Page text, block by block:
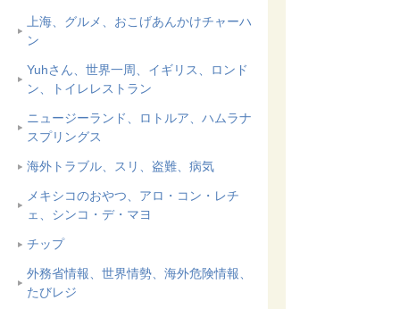
上海、グルメ、おこげあんかけチャーハ
ン
Yuhさん、世界一周、イギリス、ロンド
ン、トイレレストラン
ニュージーランド、ロトルア、ハムラナ
スプリングス
海外トラブル、スリ、盗難、病気
メキシコのおやつ、アロ・コン・レチ
ェ、シンコ・デ・マヨ
チップ
外務省情報、世界情勢、海外危険情報、
たびレジ